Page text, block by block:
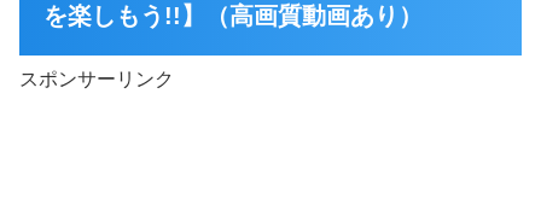
を楽しもう!!】（高画質動画あり）
スポンサーリンク